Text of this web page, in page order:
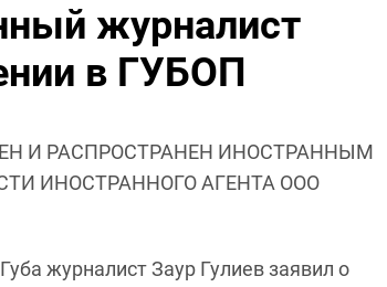
журналист
в ГУБОП
И РАСПРОСТРАНЕН ИНОСТРАННЫМ
ИНОСТРАННОГО АГЕНТА ООО
журналист Заур Гулиев заявил о